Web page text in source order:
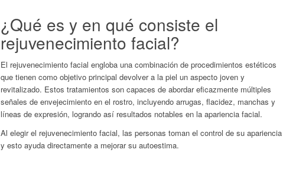
¿Qué es y en qué consiste el
rejuvenecimiento facial?
El rejuvenecimiento facial engloba una combinación de procedimientos estéticos
que tienen como objetivo principal devolver a la piel un aspecto joven y
revitalizado. Estos tratamientos son capaces de abordar eficazmente múltiples
señales de envejecimiento en el rostro, incluyendo arrugas, flacidez, manchas y
líneas de expresión, logrando así resultados notables en la apariencia facial.
Al elegir el rejuvenecimiento facial, las personas toman el control de su apariencia
y esto ayuda directamente a mejorar su autoestima.